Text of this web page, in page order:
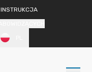
INSTRUKCJA